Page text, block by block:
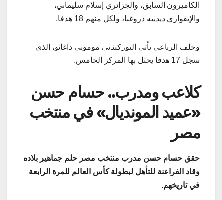
الكاميرون السابق، والجزائري إسلام سليماني،
والإيفواري ديدييه دروغبا، ولكل منهم 18 هدفا.
وخلف الرباعي يأتي البوركينابي موموني داغانو، الذي
سجل 17 هدفا يحتل بها المركز الخامس.
كلاعب ومدرب.. حسام حسن
«عميد المونديال» في منتخب
مصر
حقق حسام حسن مدرب منتخب مصر حلم جماهير بلاده
وقاد الفراعنة للتأهل لبطولة كأس العالم للمرة الرابعة
في تاريخهم.